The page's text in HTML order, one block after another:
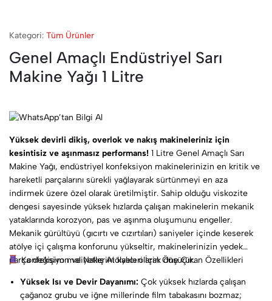
Kategori: Tüm Ürünler
Genel Amaçlı Endüstriyel Sarı
Makine Yağı 1 Litre
Yüksek devirli dikiş, overlok ve nakış makineleriniz için
kesintisiz ve aşınmasız performans! 1 Litre Genel Amaçlı Sarı
Makine Yağı, endüstriyel konfeksiyon makinelerinizin en kritik ve
hareketli parçalarını sürekli yağlayarak sürtünmeyi en aza
indirmek üzere özel olarak üretilmiştir. Sahip olduğu viskozite
dengesi sayesinde yüksek hızlarda çalışan makinelerin mekanik
yataklarında korozyon, pas ve aşınma oluşumunu engeller.
Mekanik gürültüyü (gıcırtı ve cızırtıları) saniyeler içinde keserek
atölye içi çalışma konforunu yükseltir, makinelerinizin yedek
parça değişim maliyetlerini kalıcı olarak düşürür.
Konfeksiyon ve Nakış Atölyeleri İçin Öne Çıkan Özellikleri
Yüksek Isı ve Devir Dayanımı: Çok yüksek hızlarda çalışan
çağanoz grubu ve iğne millerinde film tabakasını bozmaz;